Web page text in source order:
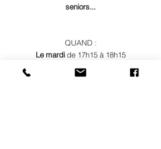
seniors...
QUAND :
Le mardide 17h15 à 18h15
de 18h15 à 19h15
Le mercredide 16h à 17h